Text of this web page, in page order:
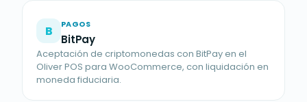
B PAGOS
BitPay
Aceptación de criptomonedas con BitPay en el
Oliver POS para WooCommerce, con liquidación en
moneda fiduciaria.